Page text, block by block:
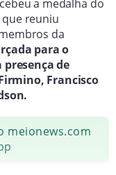
a medalha do
reuniu
da
para o
de
Francisco
meionews.com